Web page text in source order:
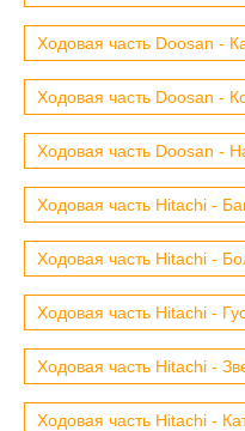
Ходовая часть Doosan -
Ходовая часть Doosan -
Ходовая часть Doosan -
Ходовая часть Hitachi -
Ходовая часть Hitachi -
Ходовая часть Hitachi -
Ходовая часть Hitachi -
Ходовая часть Hitachi -